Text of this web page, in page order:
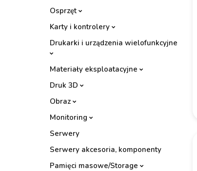
Osprzęt
Karty i kontrolery
Drukarki i urządzenia wielofunkcyjne
Materiały eksploatacyjne
Druk 3D
Obraz
Monitoring
Serwery
Serwery akcesoria, komponenty
Pamięci masowe/Storage